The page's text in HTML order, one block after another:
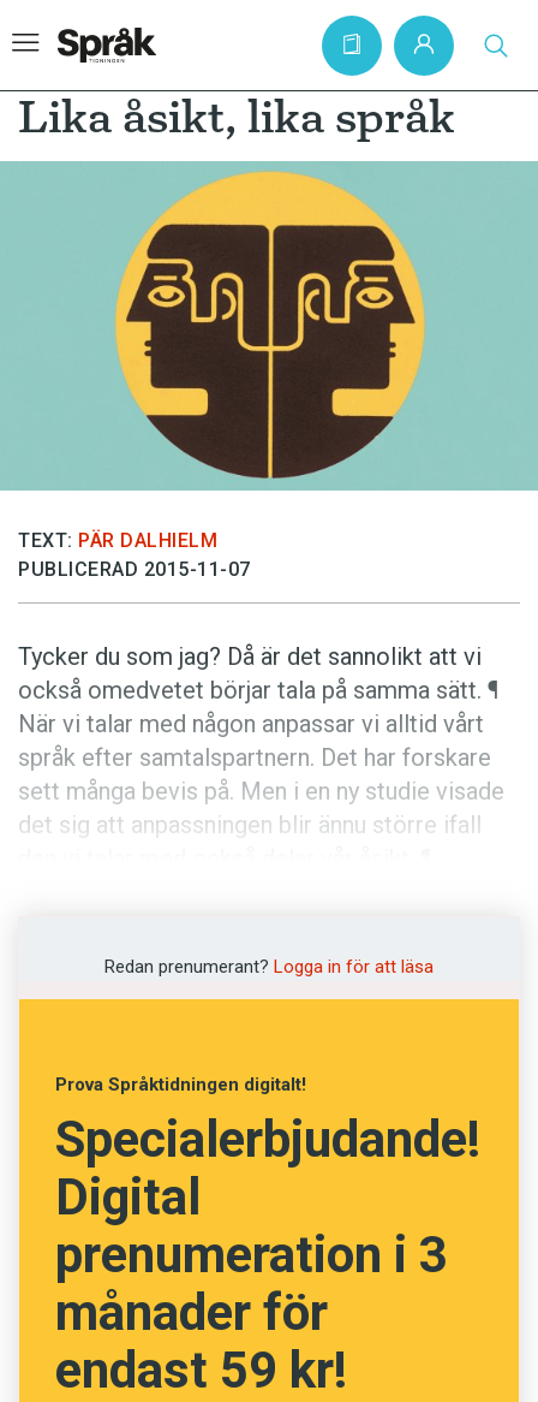
Krönikor
Språkfrågor
Skrivtips
Bokrecensioner
Anmäl till språkpolisen
Prenumerera
Läs Språktidningen digitalt
Press
Lika åsikt, lika språk
TEXT: PÄR DALHIELM
PUBLICERAD 2015-11-07
Tycker du som jag? Då är det sannolikt att vi
också omedvetet börjar tala på samma sätt. ¶
När vi talar med någon anpassar vi alltid vårt
språk efter samtalspartnern. Det har forskare
sett många bevis på. Men i en ny studie visade
det sig att anpassningen blir ännu större ifall
antal ställningstaganden. Om testpersonerna
höll med de talare som de lyssnat på, följde
talarna hade använt. ¶ Om deltagarna inte höll
med, däremot, var de mindre benägna att
anpassa sig efter hur talarna hade uttryckt sig.
Redan prenumerant? Logga in för att läsa
Prova Språktidningen digitalt!
Specialerbjudande!
Digital
prenumeration i 3
månader för
endast 59 kr!